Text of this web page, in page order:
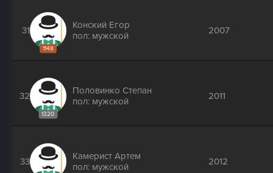
31
1148
Конский Егор
пол: мужской
2007
32
1320
Половинко Степан
пол: мужской
2011
33
Камерист Артем
пол: мужской
2012